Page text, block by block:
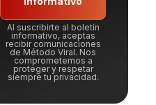
Al suscribirte al boletín
informativo, aceptas
recibir comunicaciones
de Método Viral. Nos
comprometemos a
proteger y respetar
siempre tu privacidad.